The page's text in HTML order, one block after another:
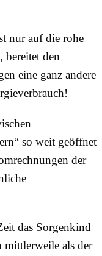
nur auf die rohe
bereitet den
eine ganz andere
so weit geöffnet
der
das Sorgenkind
mittlerweile als der